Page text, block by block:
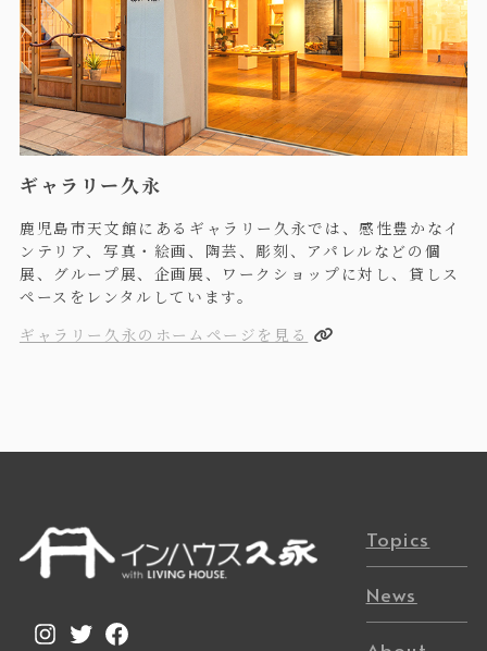
ギャラリー久永
鹿児島市天文館にあるギャラリー久永では、感性豊かなイ
ンテリア、写真・絵画、陶芸、彫刻、アパレルなどの個
展、グループ展、企画展、ワークショップに対し、貸しス
ペースをレンタルしています。
ギャラリー久永のホームページを見る
Instagram
TwitterFacebook
Topics
News